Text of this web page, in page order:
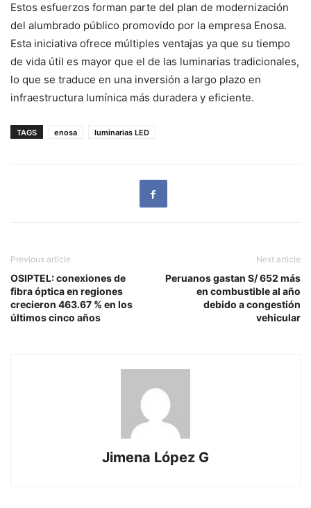
Estos esfuerzos forman parte del plan de modernización
del alumbrado público promovido por la empresa Enosa.
Esta iniciativa ofrece múltiples ventajas ya que su tiempo
de vida útil es mayor que el de las luminarias tradicionales,
lo que se traduce en una inversión a largo plazo en
infraestructura lumínica más duradera y eficiente.
TAGS enosa luminarias LED
Previous article
OSIPTEL: conexiones de
fibra óptica en regiones
crecieron 463.67 % en los
últimos cinco años
Next article
Peruanos gastan S/ 652 más
en combustible al año
debido a congestión
vehicular
Jimena López G